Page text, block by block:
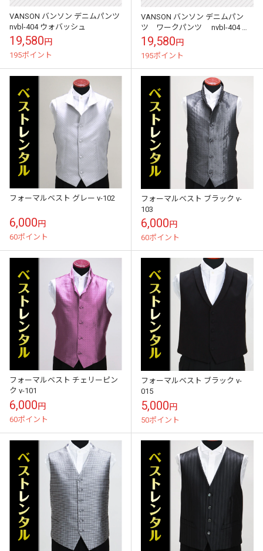
VANSON バンソン デニムパンツ
nvbl-404 ウォバッシュ
19,580円
195ポイント
VANSON バンソン デニムパン
ツ ワークパンツ nvbl-404
ボーダー
19,580円
195ポイント
フォーマルベスト グレー v-102
6,000円
60ポイント
フォーマルベスト ブラック v-
103
6,000円
60ポイント
フォーマルベスト チェリーピン
ク v-101
6,000円
60ポイント
フォーマルベスト ブラック v-
015
5,000円
50ポイント